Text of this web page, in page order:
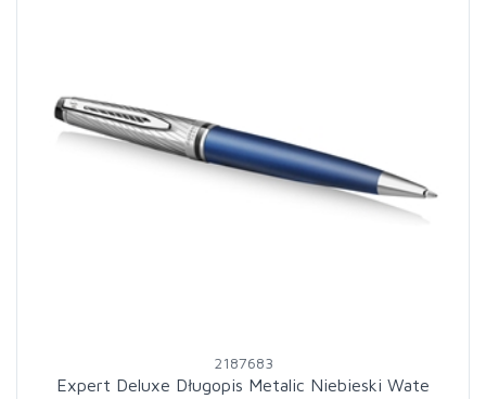
2187683
Expert Deluxe Długopis Metalic Niebieski Wate